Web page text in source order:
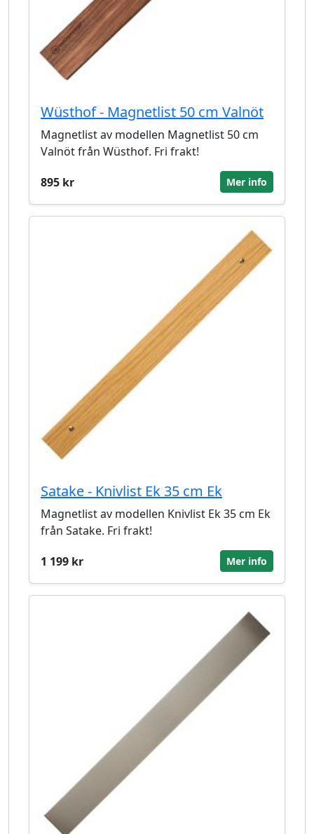
Wüsthof - Magnetlist 50 cm Valnöt
Magnetlist av modellen Magnetlist 50 cm
Valnöt från Wüsthof. Fri frakt!
895 kr
Mer info
Satake - Knivlist Ek 35 cm Ek
Magnetlist av modellen Knivlist Ek 35 cm Ek
från Satake. Fri frakt!
1 199 kr
Mer info